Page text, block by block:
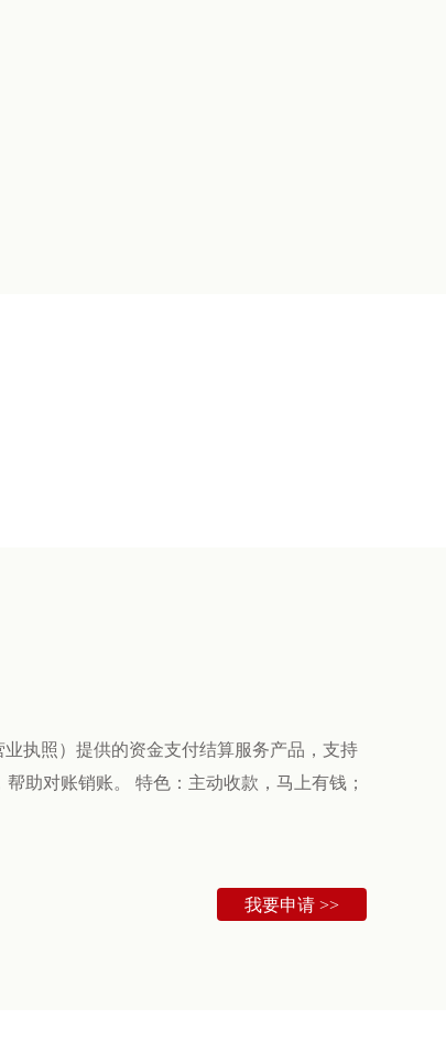
执照）提供的资金支付结算服务产品，支持
助对账销账。 特色：主动收款，马上有钱；
我要申请 >>